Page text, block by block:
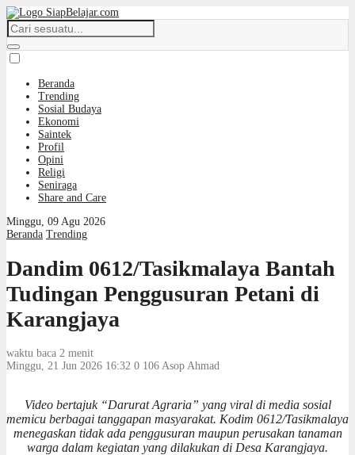
Beranda
Trending
Sosial Budaya
Ekonomi
Saintek
Profil
Opini
Religi
Seniraga
Share and Care
Minggu, 09 Agu 2026
Beranda Trending
Dandim 0612/Tasikmalaya Bantah
Tudingan Penggusuran Petani di
Karangjaya
waktu baca 2 menit
Minggu, 21 Jun 2026 16:32 0 106 Asop Ahmad
Video bertajuk “Darurat Agraria” yang viral di media sosial
memicu berbagai tanggapan masyarakat. Kodim 0612/Tasikmalaya
menegaskan tidak ada penggusuran maupun perusakan tanaman
warga dalam kegiatan yang dilakukan di Desa Karangjaya.